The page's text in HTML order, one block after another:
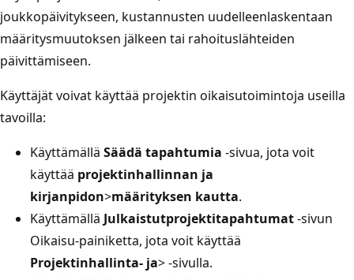
joukkopäivitykseen, kustannusten uudelleenlaskentaan
määritysmuutoksen jälkeen tai rahoituslähteiden
päivittämiseen.
Käyttäjät voivat käyttää projektin oikaisutoimintoja useilla
tavoilla:
Käyttämällä Säädä tapahtumia -sivua, jota voit
käyttää projektinhallinnan ja
kirjanpidon>määrityksen kautta.
Käyttämällä Julkaistutprojektitapahtumat-sivun
Oikaisu-painiketta, jota voit käyttää
Projektinhallinta- ja>-sivulla.